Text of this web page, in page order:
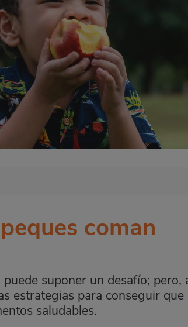
coman
suponer un desafío; pero,
estrategias para conseguir que
saludables.